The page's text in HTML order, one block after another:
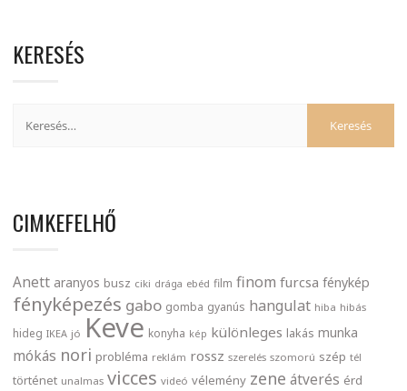
KERESÉS
CIMKEFELHŐ
Anett aranyos busz ciki drága ebéd film finom furcsa fénykép
fényképezés gabo gomba gyanús hangulat hiba hibás
hideg IKEA jó Keve konyha kép különleges lakás munka
mókás nori probléma reklám rossz szerelés szomorú szép tél
történet unalmas vicces videó vélemény zene átverés érd